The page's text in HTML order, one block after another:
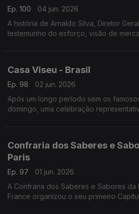
Ep. 100
04 jun. 2026
A história de Arnaldo Silva, Diretor
testemunho do esforço, visão de
Casa Viseu - Brasil
Ep. 98
02 jun. 2026
Após um longo período sem os
domingo, uma celebração
Confraria dos Saberes e
Paris
Ep. 97
01 jun. 2026
A Confraria dos Saberes e Sabores da
France organizou o seu primeiro